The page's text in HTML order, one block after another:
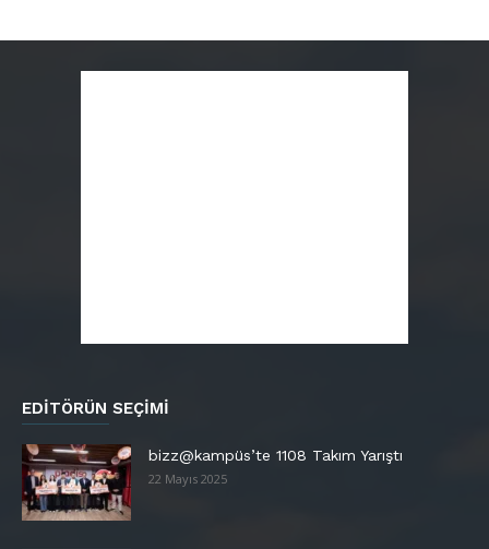
EDITÖRÜN SEÇIMI
bizz@kampüs’te 1108 Takım Yarıştı
22 Mayıs 2025